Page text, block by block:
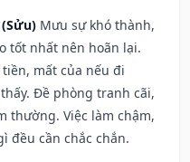
Mưu sự khó thành,
tốt nhất nên hoãn lại.
mất của nếu đi
Đề phòng tranh cãi,
thường. Việc làm chậm,
đều cần chắc chắn.